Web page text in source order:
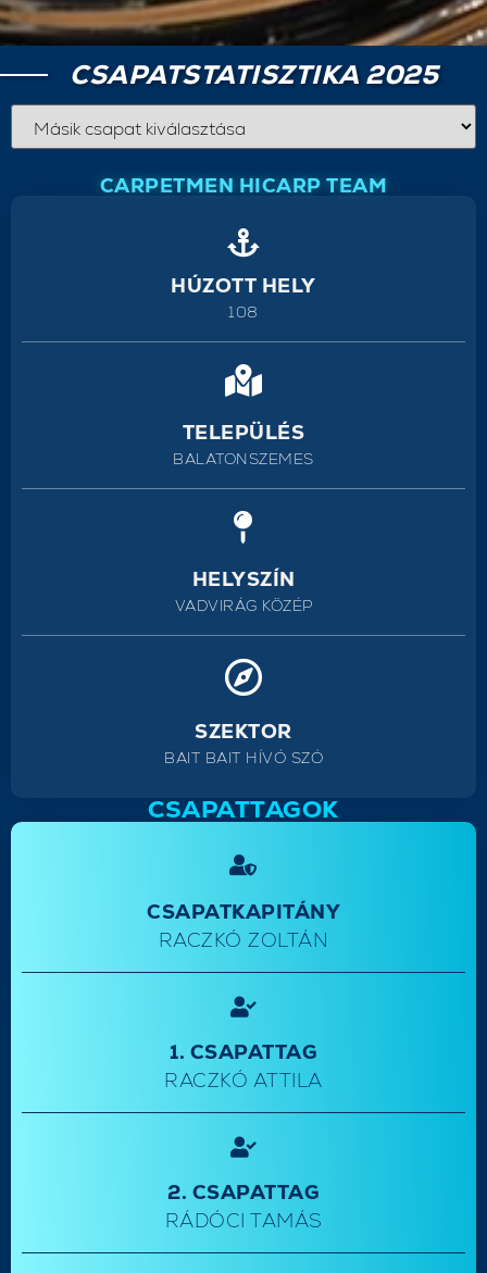
CSAPATSTATISZTIKA 2025
CARPETMEN HICARP TEAM
HÚZOTT HELY
108
TELEPÜLÉS
BALATONSZEMES
HELYSZÍN
VADVIRÁG KÖZÉP
SZEKTOR
BAIT BAIT HÍVÓ SZÓ
CSAPATTAGOK
CSAPATKAPITÁNY
RACZKÓ ZOLTÁN
1. CSAPATTAG
RACZKÓ ATTILA
2. CSAPATTAG
RÁDÓCI TAMÁS